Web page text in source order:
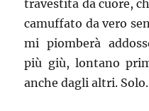
travestita da cuore,
camuffato da vero
mi piomberà
più giù, lontano
anche dagli altri. Solo.